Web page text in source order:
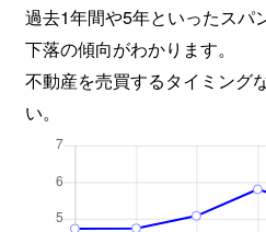
過去1年間や5年といったスパ
下落の傾向がわかります。
不動産を売買するタイミング
い。